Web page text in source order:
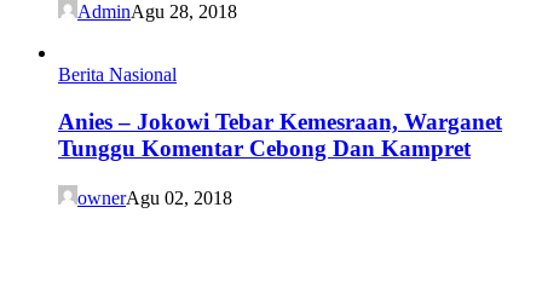
AdminAgu 28, 2018
Berita Nasional
Anies – Jokowi Tebar Kemesraan, Warganet
Tunggu Komentar Cebong Dan Kampret
ownerAgu 02, 2018